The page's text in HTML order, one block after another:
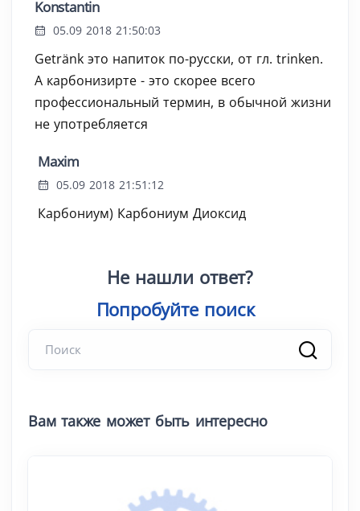
Konstantin
05.09 2018 21:50:03
Getränk это напиток по-русски, от гл. trinken.
А карбонизирте - это скорее всего
профессиональный термин, в обычной жизни
не употребляется
Maxim
05.09 2018 21:51:12
Карбониум) Карбониум Диоксид
Не нашли ответ?
Попробуйт|
Вам также может быть интересно